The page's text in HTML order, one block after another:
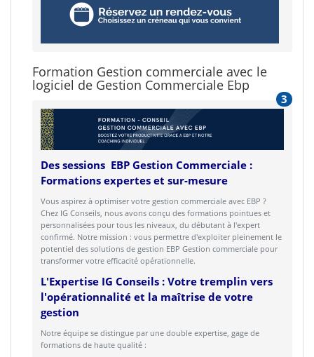
Formation Gestion commerciale avec le
logiciel de Gestion Commerciale Ebp
3
Des sessions EBP Gestion Commerciale :
Formations expertes et sur-mesure
Vous aspirez à optimiser votre gestion commerciale avec EBP ?
Chez IG Conseils, nous avons conçu des formations pointues et
personnalisées pour tous les niveaux, du débutant à l'expert
confirmé. Notre mission : vous permettre d'exploiter pleinement le
potentiel des solutions de gestion EBP Gestion commerciale pour
transformer votre efficacité opérationnelle.
L'Expertise IG Conseils : Votre tremplin vers
l'opérationnalité et la maîtrise de votre
gestion
Notre équipe se distingue par une double expertise, gage de
formations de haute qualité :